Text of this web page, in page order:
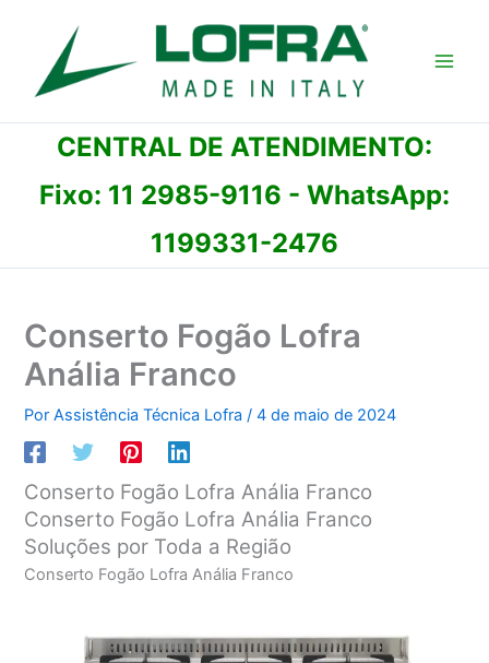
conteúdo
CENTRAL DE ATENDIMENTO:
Fixo: 11 2985-9116 - WhatsApp:
1199331-2476
Conserto Fogão Lofra
Anália Franco
PorAssistência Técnica Lofra/4 de maio de 2024
Conserto Fogão Lofra Anália Franco
Conserto Fogão Lofra Anália Franco
Soluções por Toda a Região
Conserto Fogão Lofra Anália Franco